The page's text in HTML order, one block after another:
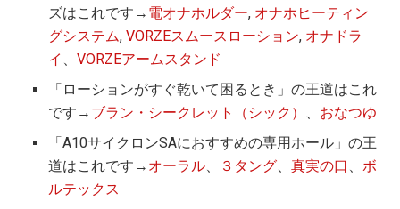
ズはこれです→ 電オナホルダー, オナホヒーティン
グシステム,VORZEスムースローション, オナドラ
イ 、VORZEアームスタンド
「ローションがすぐ乾いて困るとき」の王道はこれ
です→ ブラン・シークレット（シック） 、 おなつゆ
「A10サイクロンSAにおすすめの専用ホール」の王
道はこれです→ オーラル、 ３タング、真実の口 、ボ
ルテックス